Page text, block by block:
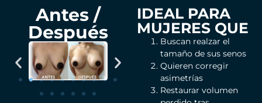
Antes /
Después
IDEAL PARA
MUJERES QUE
Buscan realzar el
tamaño de sus senos
Quieren corregir
asimetrías
Restaurar volumen